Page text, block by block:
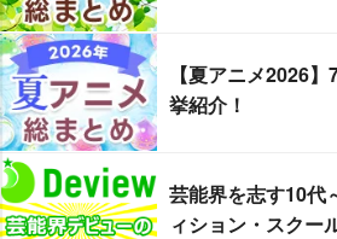
【夏アニメ2026
挙紹介！
芸能界を志す10
ィション・スクー